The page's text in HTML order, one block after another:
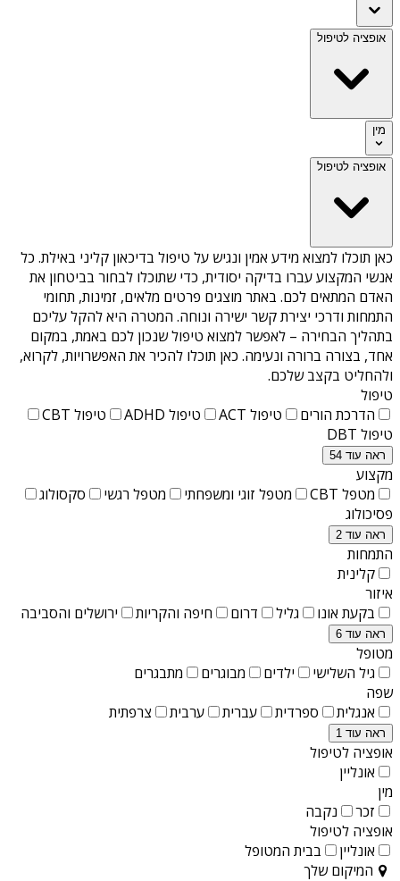
אופציה לטיפול
מין
אופציה לטיפול
כאן תוכלו למצוא מידע אמין ונגיש על טיפול בדיכאון קליני באילת. כל
אנשי המקצוע עברו בדיקה יסודית, כדי שתוכלו לבחור בביטחון את
האדם המתאים לכם. באתר מוצגים פרטים מלאים, זמינות, תחומי
התמחות ודרכי יצירת קשר ישירה ונוחה. המטרה היא להקל עליכם
בתהליך הבחירה – לאפשר למצוא טיפול שנכון לכם באמת, במקום
אחד, בצורה ברורה ונעימה. כאן תוכלו להכיר את האפשרויות, לקרוא,
ולהחליט בקצב שלכם.
טיפול
הדרכת הורים
טיפול ACT טיפול ADHD
טיפול CBT
טיפול DBT
ראה עוד 54
מקצוע
מטפל CBT
מטפל זוגי ומשפחתי מטפל רגשי
סקסולוג
פסיכולוג
ראה עוד 2
התמחות
קלינית
איזור
בקעת אונו
גליל דרום חיפה והקריות ירושלים והסביבה
ראה עוד 6
מטופל
גיל השלישי
ילדים מבוגרים
מתבגרים
שפה
אנגלית
ספרדית עברית ערבית צרפתית
ראה עוד 1
אופציה לטיפול
אונליין
מין
זכר
נקבה
אופציה לטיפול
אונליין
בבית המטופל
המיקום שלך